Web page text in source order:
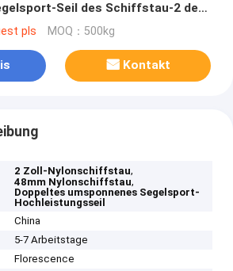
Seil des Schiffstau-2 des
pls MOQ：500kg
Kontakt
2 Zoll-Nylonschiffstau,
48mm Nylonschiffstau,
Doppeltes umsponnenes Segelsport-
Hochleistungsseil
China
5-7 Arbeitstage
Florescence